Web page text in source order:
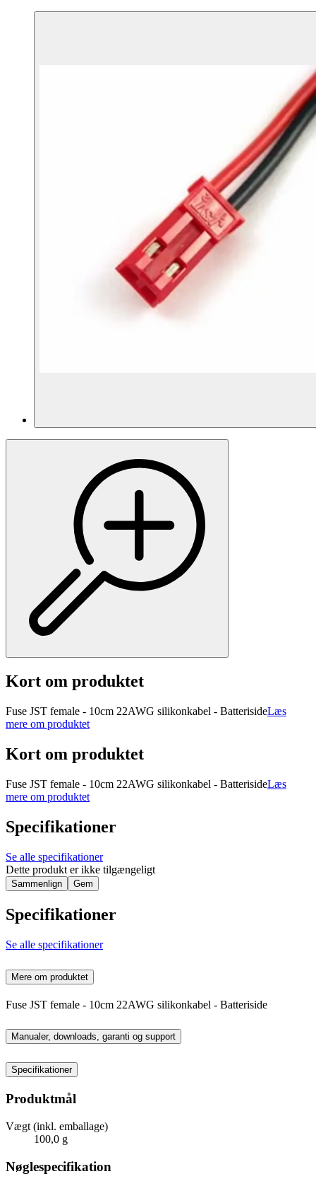
Kort om produktet
Fuse JST female - 10cm 22AWG silikonkabel - BatterisideLæs
mere om produktet
Kort om produktet
Fuse JST female - 10cm 22AWG silikonkabel - BatterisideLæs
mere om produktet
Specifikationer
Se alle specifikationer
Dette produkt er ikke tilgængeligt
Sammenlign Gem
Specifikationer
Se alle specifikationer
Mere om produktet
Fuse JST female - 10cm 22AWG silikonkabel - Batteriside
Manualer, downloads, garanti og support
Specifikationer
Produktmål
Vægt (inkl. emballage)
100,0 g
Nøglespecifikation